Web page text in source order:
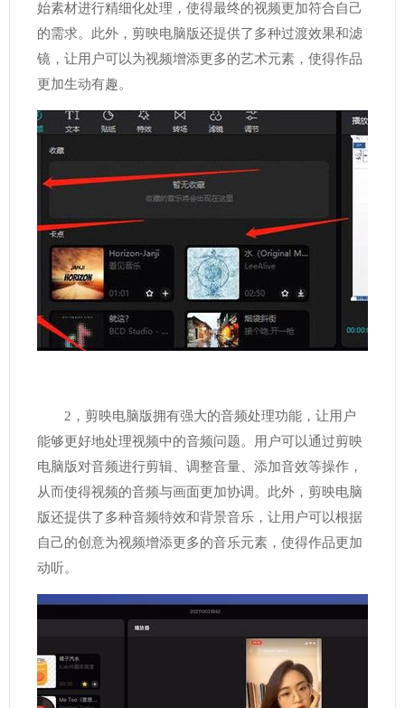
始素材进行精细化处理，使得最终的视频更加符合自己
的需求。此外，剪映电脑版还提供了多种过渡效果和滤
镜，让用户可以为视频增添更多的艺术元素，使得作品
更加生动有趣。
2，剪映电脑版拥有强大的音频处理功能，让用户
能够更好地处理视频中的音频问题。用户可以通过剪映
电脑版对音频进行剪辑、调整音量、添加音效等操作，
从而使得视频的音频与画面更加协调。此外，剪映电脑
版还提供了多种音频特效和背景音乐，让用户可以根据
自己的创意为视频增添更多的音乐元素，使得作品更加
动听。